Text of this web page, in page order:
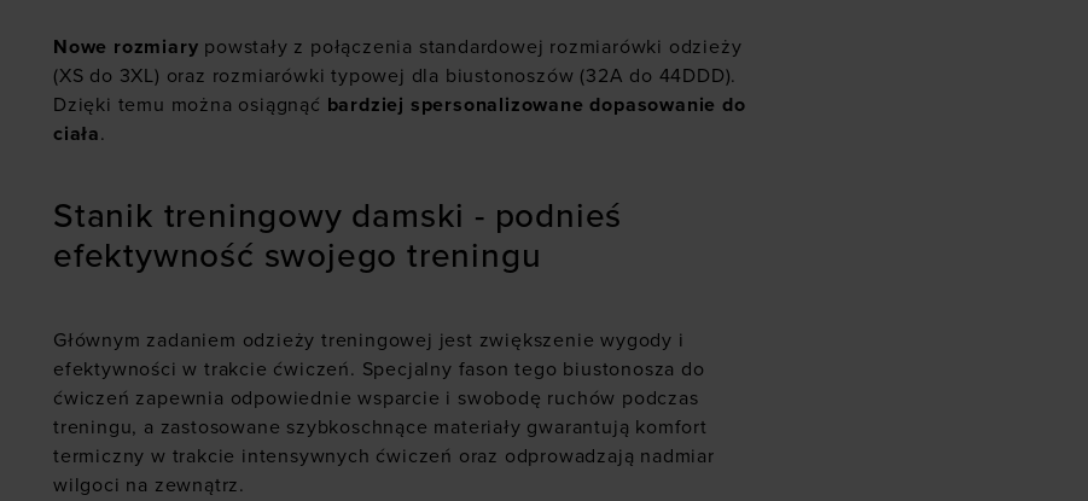
Nowe rozmiary powstały z połączenia standardowej rozmiarówki odzieży
(XS do 3XL) oraz rozmiarówki typowej dla biustonoszów (32A do 44DDD).
Dzięki temu można osiągnąć bardziej spersonalizowane dopasowanie do
ciała.
Stanik treningowy damski - podnieś
efektywność swojego treningu
Głównym zadaniem odzieży treningowej jest zwiększenie wygody i
efektywności w trakcie ćwiczeń. Specjalny fason tego biustonosza do
ćwiczeń zapewnia odpowiednie wsparcie i swobodę ruchów podczas
treningu, a zastosowane szybkoschnące materiały gwarantują komfort
termiczny w trakcie intensywnych ćwiczeń oraz odprowadzają nadmiar
wilgoci na zewnątrz.